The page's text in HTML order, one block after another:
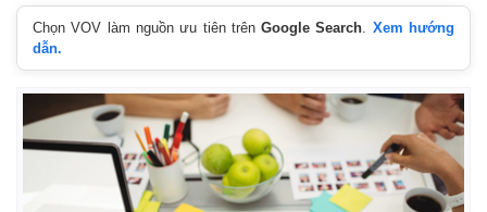
Chọn VOV làm nguồn ưu tiên trênGoogle Search. Xem hướng
dẫn.